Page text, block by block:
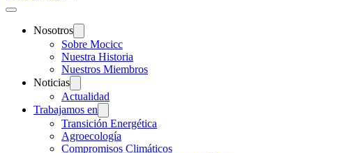
Nosotros
Sobre Mocicc
Nuestra Historia
Nuestros Miembros
Noticias
Actualidad
Trabajamos en
Transición Energética
Agroecología
Compromisos Climáticos